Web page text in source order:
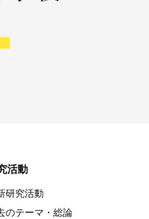
活動
研究活動
のテーマ・総論